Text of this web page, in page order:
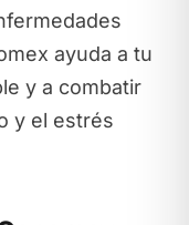
ayuda a tu
y a combatir
y el estrés